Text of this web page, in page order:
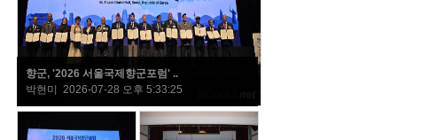
향군, '2026 서울국제향군포럼' ..
박현미 2026-07-28 오후 5:33:25